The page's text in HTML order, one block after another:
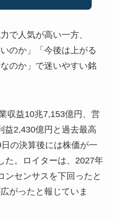
で人気が高い一方、
のか」「今後は上がる
のか」で迷いやすい銘
収益10兆7,153億円、営
益2,430億円と過去最高
の決算後には株価が一
た。ロイターは、2027年
ンセンサスを下回ったと
がったと報じていま